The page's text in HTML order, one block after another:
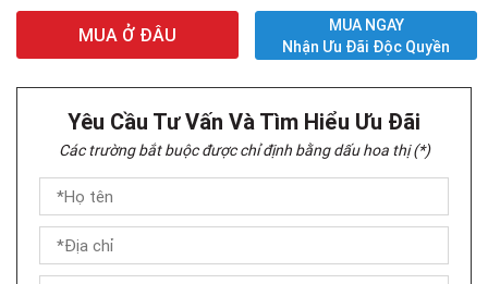
MUA Ở ĐÂU
MUA NGAY
Nhận Ưu Đãi Độc Quyền
Yêu Cầu Tư Vấn Và Tìm Hiểu Ưu Đãi
Các trường bắt buộc được chỉ định bằng dấu hoa thị (*)